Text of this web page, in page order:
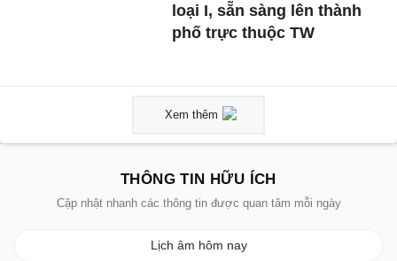
loại I, sẵn sàng lên thành
phố trực thuộc TW
Xem thêm
THÔNG TIN HỮU ÍCH
Cập nhật nhanh các thông tin được quan tâm mỗi ngày
Lịch âm hôm nay